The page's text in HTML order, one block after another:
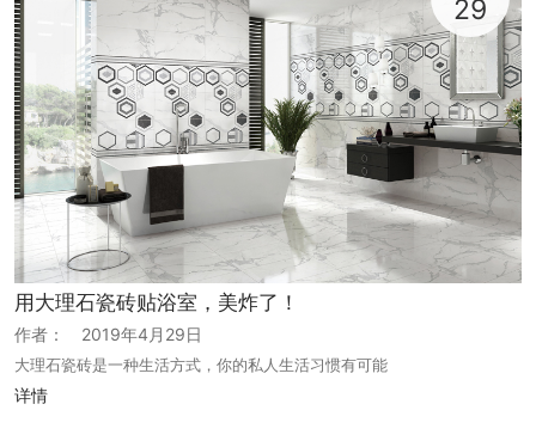
用大理石瓷砖贴浴室，美炸了！
作者： 2019年4月29日
大理石瓷砖是一种生活方式，你的私人生活习惯有可能
29
详情